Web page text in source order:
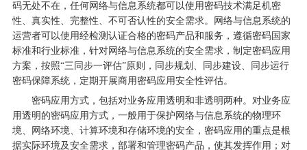
码无处不在，任何网络与信息系统都可以使用密码技术满足机密
性、真实性、完整性、不可否认性的安全需求。网络与信息系统的
运营者可以使用经检测认证合格的密码产品和服务，遵循密码国家
标准和行业标准，针对网络与信息系统的安全需求，制定密码应用
方案，按照“三同步一评估”原则，同步规划、同步建设、同步运行
密码保障系统，定期开展商用密码应用安全性评估。
密码应用方式，包括对业务应用透明和非透明两种。对业务应
用透明的密码应用方式，一般用于保护网络与信息系统的物理环
境、网络环境、计算环境和存储环境的安全，密码应用的重点是根
据实际环境及安全需求，部署和管理密码产品，使其发挥作用；对